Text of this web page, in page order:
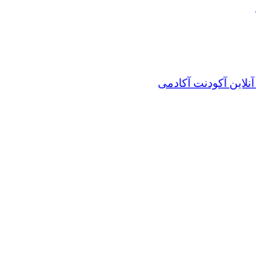
آکودنت آکادمی